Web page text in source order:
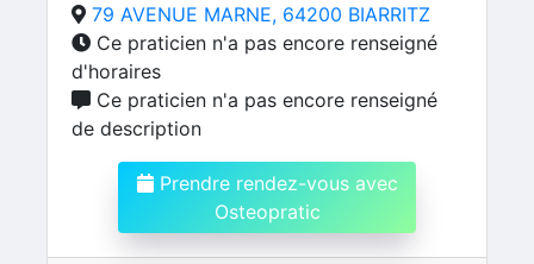
79 AVENUE MARNE, 64200 BIARRITZ
Ce praticien n'a pas encore renseigné
d'horaires
Ce praticien n'a pas encore renseigné
de description
Prendre rendez-vous avec
Osteopratic